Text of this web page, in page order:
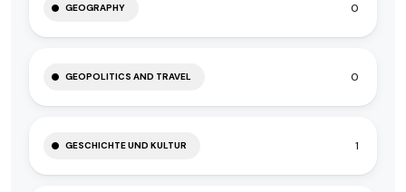
GEOGRAPHY 0
GEOPOLITICS AND TRAVEL 0
GESCHICHTE UND KULTUR 1